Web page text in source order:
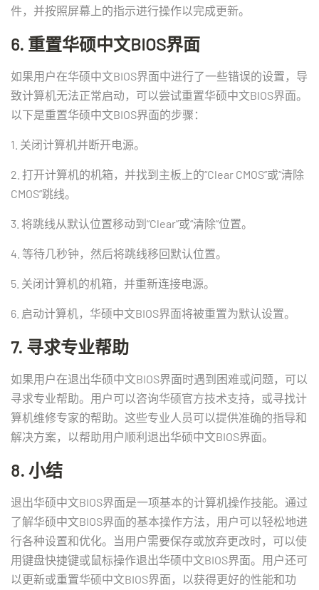
件，并按照屏幕上的指示进行操作以完成更新。
6. 重置华硕中文BIOS界面
如果用户在华硕中文BIOS界面中进行了一些错误的设置，导
致计算机无法正常启动，可以尝试重置华硕中文BIOS界面。
以下是重置华硕中文BIOS界面的步骤：
1. 关闭计算机并断开电源。
2. 打开计算机的机箱，并找到主板上的“Clear CMOS”或“清除
CMOS”跳线。
3. 将跳线从默认位置移动到“Clear”或“清除”位置。
4. 等待几秒钟，然后将跳线移回默认位置。
5. 关闭计算机的机箱，并重新连接电源。
6. 启动计算机，华硕中文BIOS界面将被重置为默认设置。
7. 寻求专业帮助
如果用户在退出华硕中文BIOS界面时遇到困难或问题，可以
寻求专业帮助。用户可以咨询华硕官方技术支持，或寻找计
算机维修专家的帮助。这些专业人员可以提供准确的指导和
解决方案，以帮助用户顺利退出华硕中文BIOS界面。
8. 小结
退出华硕中文BIOS界面是一项基本的计算机操作技能。通过
了解华硕中文BIOS界面的基本操作方法，用户可以轻松地进
行各种设置和优化。当用户需要保存或放弃更改时，可以使
用键盘快捷键或鼠标操作退出华硕中文BIOS界面。用户还可
以更新或重置华硕中文BIOS界面，以获得更好的性能和功